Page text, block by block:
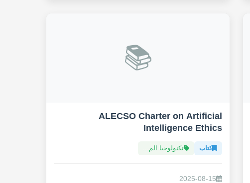
📚
ALECSO Charter on Artificial
Intelligence Ethics
كتاب تكنولوجيا الم...
2025-08-15